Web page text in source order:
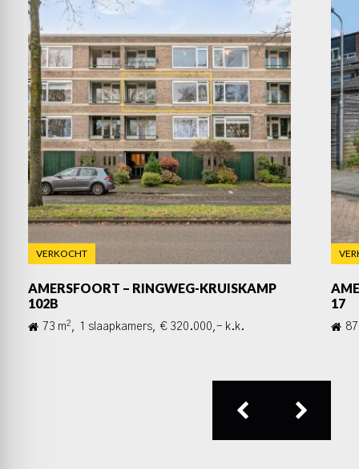
VERKOCHT
AMERSFOORT – RINGWEG-KRUISKAMP
102B
73 m2 , 1 slaapkamers, € 320.000,- k.k.
17